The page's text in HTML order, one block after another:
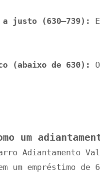
a justo (630–739):
(abaixo de 630):
um
Adiantamento
um empréstimo